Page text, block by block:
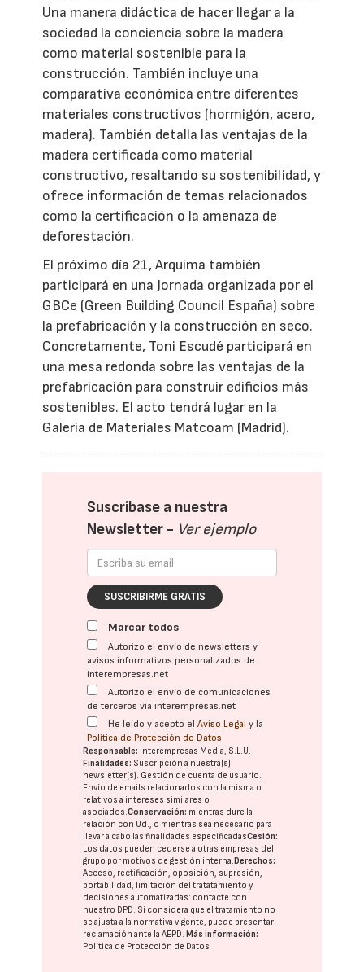
Una manera didáctica de hacer llegar a la
sociedad la conciencia sobre la madera
como material sostenible para la
construcción. También incluye una
comparativa económica entre diferentes
materiales constructivos (hormigón, acero,
madera). También detalla las ventajas de la
madera certificada como material
constructivo, resaltando su sostenibilidad, y
ofrece información de temas relacionados
como la certificación o la amenaza de
deforestación.
El próximo día 21, Arquima también
participará en una Jornada organizada por el
GBCe (Green Building Council España) sobre
la prefabricación y la construcción en seco.
Concretamente, Toni Escudé participará en
una mesa redonda sobre las ventajas de la
prefabricación para construir edificios más
sostenibles. El acto tendrá lugar en la
Galería de Materiales Matcoam (Madrid).
Suscríbase a nuestra
Newsletter - Ver ejemplo
SUSCRIBIRME GRATIS
Marcar todos
Autorizo el envío de newsletters y
avisos informativos personalizados de
interempresas.net
Autorizo el envío de comunicaciones
de terceros vía interempresas.net
He leído y acepto elAviso Legal y la
Política de Protección de Datos
Responsable: Interempresas Media, S.L.U.
Finalidades: Suscripción a nuestra(s)
newsletter(s). Gestión de cuenta de usuario.
Envío de emails relacionados con la misma o
relativos a intereses similares o
asociados.Conservación: mientras dure la
relación con Ud., o mientras sea necesario para
llevar a cabo las finalidades especificadasCesión:
Los datos pueden cederse a otras empresas del
grupo por motivos de gestión interna. Derechos:
Acceso, rectificación, oposición, supresión,
portabilidad, limitación del tratatamiento y
decisiones automatizadas: contacte con
nuestro DPD. Si considera que el tratamiento no
se ajusta a la normativa vigente, puede presentar
reclamación ante laAEPD. Más información:
Política de Protección de Datos